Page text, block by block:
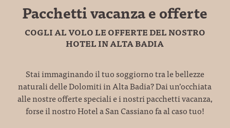
Pacchetti vacanza e offerte
COGLI AL VOLO LE OFFERTE DEL NOSTRO
HOTEL IN ALTA BADIA
Stai immaginando il tuo soggiorno tra le bellezze
naturali delle Dolomiti in Alta Badia? Dai un’occhiata
alle nostre offerte speciali e i nostri pacchetti vacanza,
forse il nostro Hotel a San Cassiano fa al caso tuo!